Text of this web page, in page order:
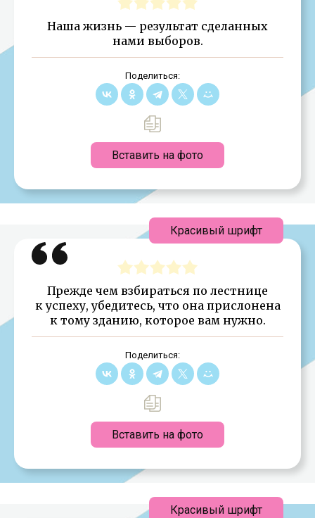
Наша жизнь — результат сделанных
нами выборов.
Поделиться:
Вставить на фото
Прежде чем взбираться по лестнице
к успеху, убедитесь, что она прислонена
к тому зданию, которое вам нужно.
Поделиться:
Вставить на фото
Красивый шрифт
Красивый шрифт